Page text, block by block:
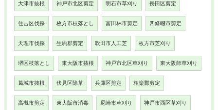
大津市抜根 神戸市北区剪定 明石市草刈り 長田区剪定
住吉区伐採 枚方市枝落とし 富田林市剪定 四條畷市剪定
天理市伐採 生駒郡剪定 吹田市人工芝 枚方市芝刈り
堺区枝落とし 東大阪市抜根 神戸市北区草刈り 東大阪師草刈り
葛城市抜根 伏見区除草 兵庫区剪定 相楽郡剪定
高槻市剪定 東大阪市消毒 尼崎市草刈り 神戸市西区草刈り